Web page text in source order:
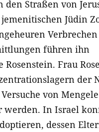
den Straßen von
Jüdin
führen ihn
Frau
der
von Mengele
In Israel
dessen